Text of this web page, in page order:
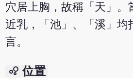
穴居上胸，故稱「天」。
近乳，「池」、「溪」均
言。
bubble_chart 位置